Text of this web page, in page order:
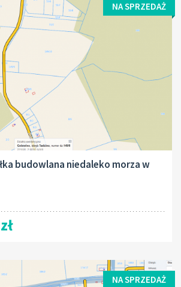
NA SPRZEDAŻ
budowlana niedaleko morza w
NA SPRZEDAŻ